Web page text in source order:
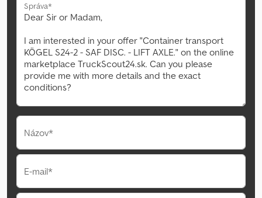
Správa*
Názov*
E-mail*